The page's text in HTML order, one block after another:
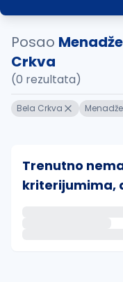
Posao
Crkva
(0 rezultata)
Bela Crkva
Trenutno
kriterijumima,